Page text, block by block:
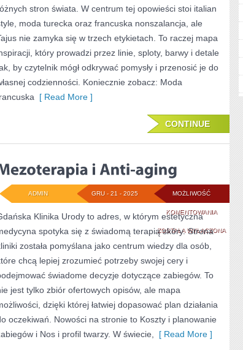
TYPY
URODY
stron świata. W centrum tej opowieści stoi italian
moda turecka oraz francuska nonszalancja, ale
nie zamyka się w trzech etykietach. To raczej mapa
który prowadzi przez linie, sploty, barwy i detale
by czytelnik mógł odkrywać pomysły i przenosić je do
codzienności. Koniecznie zobacz: Moda
[ Read More ]
CONTINUE
MOŻLIWOŚĆ
KOMENTOWANIA
I
ANTI-
AGING
ZOSTAŁA WYŁĄCZONA
GRU - 21 - 2025
ADMIN
Klinika Urody to adres, w którym estetyczna
spotyka się z świadomą terapią skóry. Strona
została pomyślana jako centrum wiedzy dla osób,
chcą lepiej zrozumieć potrzeby swojej cery i
świadome decyzje dotyczące zabiegów. To
jest tylko zbiór ofertowych opisów, ale mapa
dzięki której łatwiej dopasować plan działania
oczekiwań. Nowości na stronie to Koszty i planowanie
i Nos i profil twarzy. W świecie,
[ Read More ]